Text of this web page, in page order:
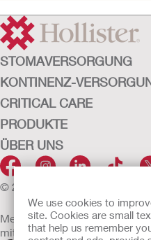
We use cookies to
site. Cookies are small
that help us remember
STOMAVERSORGUNG
KONTINENZ-
CRITICAL CARE
PRODUKTE
ÜBER UNS
© 2026 Hollister Incorporated
Medizinprodukte, die
mit einem der folgenden